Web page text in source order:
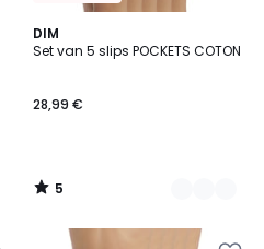
DIM
Set van 5 slips POCKETS COTON
28,99 €
5
/
2
Kleuren
5
/